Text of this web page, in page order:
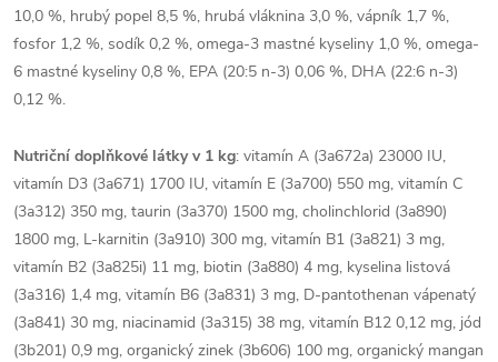
10,0 %, hrubý popel 8,5 %, hrubá vláknina 3,0 %, vápník 1,7 %,
fosfor 1,2 %, sodík 0,2 %, omega-3 mastné kyseliny 1,0 %, omega-
6 mastné kyseliny 0,8 %, EPA (20:5 n-3) 0,06 %, DHA (22:6 n-3)
0,12 %.
Nutriční doplňkové látky v 1 kg: vitamín A (3a672a) 23000 IU,
vitamín D3 (3a671) 1700 IU, vitamín E (3a700) 550 mg, vitamín C
(3a312) 350 mg, taurin (3a370) 1500 mg, cholinchlorid (3a890)
1800 mg, L-karnitin (3a910) 300 mg, vitamín B1 (3a821) 3 mg,
vitamín B2 (3a825i) 11 mg, biotin (3a880) 4 mg, kyselina listová
(3a316) 1,4 mg, vitamín B6 (3a831) 3 mg, D-pantothenan vápenatý
(3a841) 30 mg, niacinamid (3a315) 38 mg, vitamín B12 0,12 mg, jód
(3b201) 0,9 mg, organický zinek (3b606) 100 mg, organický mangan